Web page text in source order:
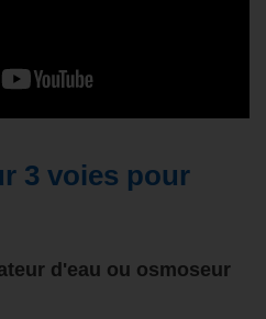
3 voies pour
d'eau ou osmoseur